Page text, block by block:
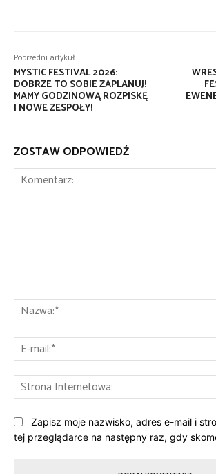
Poprzedni artykuł
MYSTIC FESTIVAL 2026:
DOBRZE TO SOBIE ZAPLANUJ!
MAMY GODZINOWĄ ROZPISKĘ
I NOWE ZESPOŁY!
ZOSTAW ODPOWIEDŹ
Zapisz moje nazwisko, adres e-mail i
tej przeglądarce na następny raz, gdy